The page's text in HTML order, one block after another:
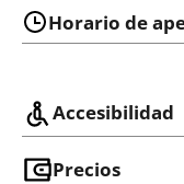
Horario de
Accesibilidad
Precios